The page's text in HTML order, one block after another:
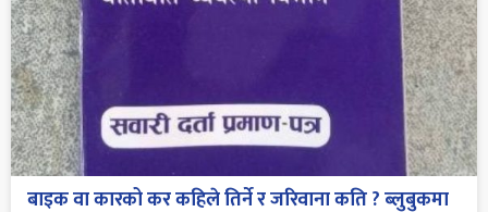
बाइक वा कारको कर कहिले तिर्ने र जरिवाना कति ? ब्लुबुकमा